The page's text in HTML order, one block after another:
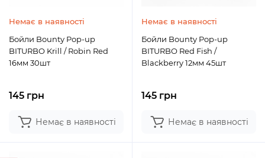
Немає в наявності
Бойли Bounty Pop-up
BITURBO Krill / Robin Red
16мм 30шт
145 грн
Немає в наявності
Немає в наявності
Бойли Bounty Pop-up
BITURBO Red Fish /
Blackberry 12мм 45шт
145 грн
Немає в наявності